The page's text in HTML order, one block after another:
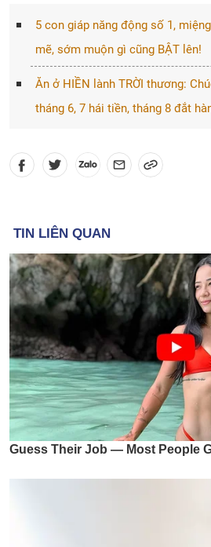
5 con giáp năng động số 1,
mẽ, sớm muộn gì cũng BẬT lên!
Ăn ở HIỀN lành TRỜI thương:
tháng 6, 7 hái tiền, tháng 8 đắt